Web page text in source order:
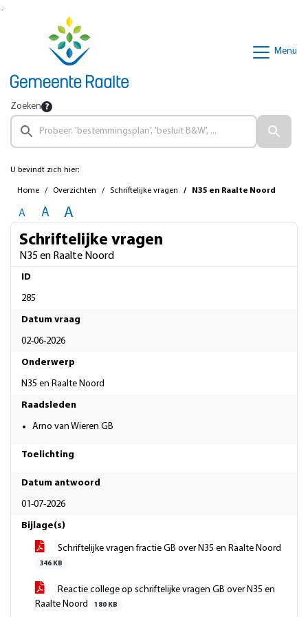
Ga naar de inhoud van deze pagina
Ga naar het zoeken
Menu
Zoeken
U bevindt zich hier:
Home Overzichten Schriftelijke vragen N35 en Raalte Noord
A A A
Schriftelijke vragen
N35 en Raalte Noord
ID
285
Datum vraag
02-06-2026
Onderwerp
N35 en Raalte Noord
Raadsleden
Arno van Wieren GB
Toelichting
Datum antwoord
01-07-2026
Bijlage(s)
Schriftelijke vragen fractie GB over N35 en Raalte Noord
346 KB
Reactie college op schriftelijke vragen GB over N35 en
Raalte Noord
180 KB